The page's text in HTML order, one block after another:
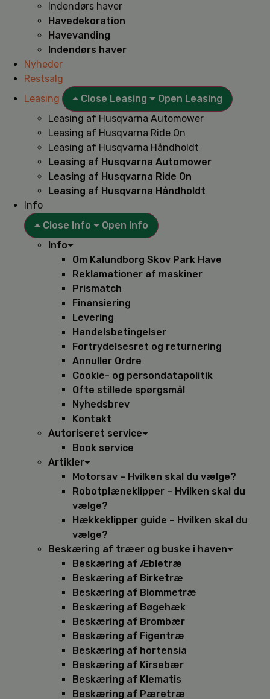
Indendørs haver
Havedekoration
Havevanding
Indendørs haver
Nyheder
Restsalg
Leasing
Close Leasing
Open Leasing
Leasing af Husqvarna Automower
Leasing af Husqvarna Ride On
Leasing af Husqvarna Håndholdt
Leasing af Husqvarna Automower
Leasing af Husqvarna Ride On
Leasing af Husqvarna Håndholdt
Info
Close Info
Open Info
Info
Om Kalundborg Skov Park Have
Reklamationer af maskiner
Prismatch
Finansiering
Levering
Handelsbetingelser
Fortrydelsesret og returnering
Annuller Ordre
Cookie- og persondatapolitik
Ofte stillede spørgsmål
Nyhedsbrev
Kontakt
Autoriseret service
Book service
Artikler
Motorsav – Hvilken skal du vælge?
Robotplæneklipper – Hvilken skal du
vælge?
Hækkeklipper guide – Hvilken skal du
vælge?
Beskæring af træer og buske i haven
Beskæring af Æbletræ
Beskæring af Birketræ
Beskæring af Blommetræ
Beskæring af Bøgehæk
Beskæring af Brombær
Beskæring af Figentræ
Beskæring af hortensia
Beskæring af Kirsebær
Beskæring af Klematis
Beskæring af Pæretræ